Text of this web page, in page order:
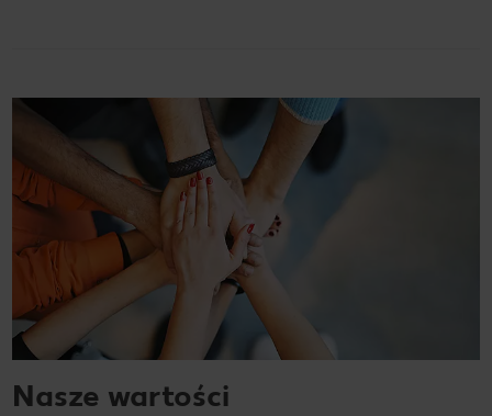
Nasze wartości